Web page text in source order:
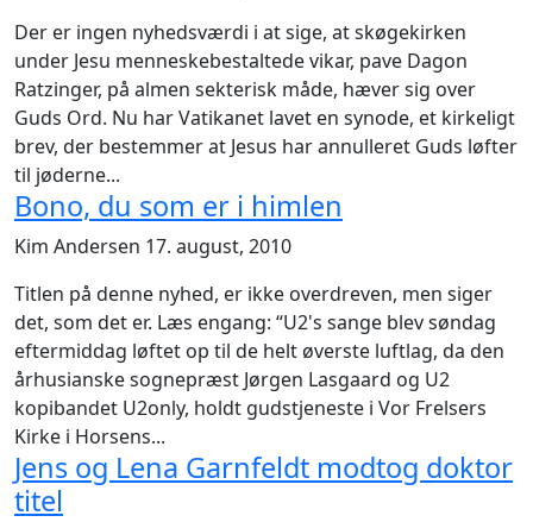
Der er ingen nyhedsværdi i at sige, at skøgekirken
under Jesu menneskebestaltede vikar, pave Dagon
Ratzinger, på almen sekterisk måde, hæver sig over
Guds Ord. Nu har Vatikanet lavet en synode, et kirkeligt
brev, der bestemmer at Jesus har annulleret Guds løfter
til jøderne...
Bono, du som er i himlen
Kim Andersen 17. august, 2010
Titlen på denne nyhed, er ikke overdreven, men siger
det, som det er. Læs engang: “U2's sange blev søndag
eftermiddag løftet op til de helt øverste luftlag, da den
århusianske sognepræst Jørgen Lasgaard og U2
kopibandet U2only, holdt gudstjeneste i Vor Frelsers
Kirke i Horsens...
Jens og Lena Garnfeldt modtog doktor
titel